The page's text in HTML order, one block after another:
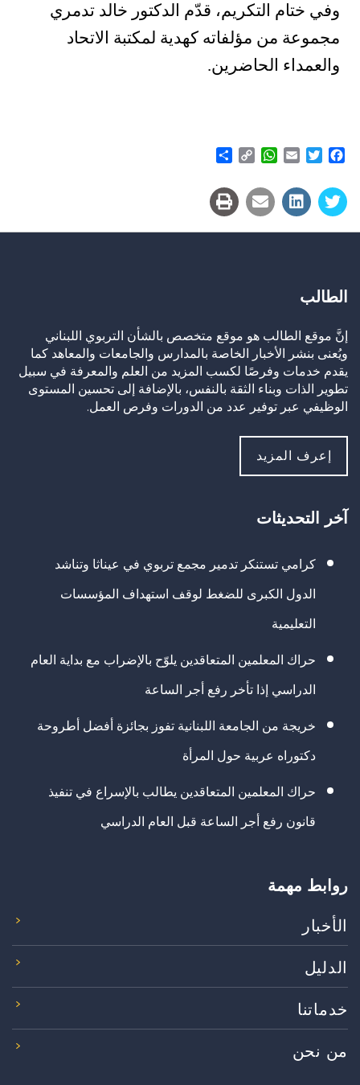
وفي ختام التكريم، قدّم الدكتور خالد تدمري
مجموعة من مؤلفاته كهدية لمكتبة الاتحاد
والعمداء الحاضرين.
Facebook
Twitter
Email
WhatsApp
Copy
الطالب
إنَّ موقع الطالب هو موقع متخصص بالشأن التربوي اللبناني
ويُعنى بنشر الأخبار الخاصة بالمدارس والجامعات والمعاهد كما
يقدم خدمات وفرصًا لكسب المزيد من العلم والمعرفة في سبيل
تطوير الذات وبناء الثقة بالنفس، بالإضافة إلى تحسين المستوى
الوظيفي عبر توفير عدد من الدورات وفرص العمل.
إعرف المزيد
آخر التحديثات
كرامي تستنكر تدمير مجمع تربوي في عيناثا وتناشد
الدول الكبرى للضغط لوقف استهداف المؤسسات
التعليمية
حراك المعلمين المتعاقدين يلوّح بالإضراب مع بداية العام
الدراسي إذا تأخر رفع أجر الساعة
خريجة من الجامعة اللبنانية تفوز بجائزة أفضل أطروحة
دكتوراه عربية حول المرأة
حراك المعلمين المتعاقدين يطالب بالإسراع في تنفيذ
قانون رفع أجر الساعة قبل العام الدراسي
روابط مهمة
الأخبار
الدليل
خدماتنا
من نحن